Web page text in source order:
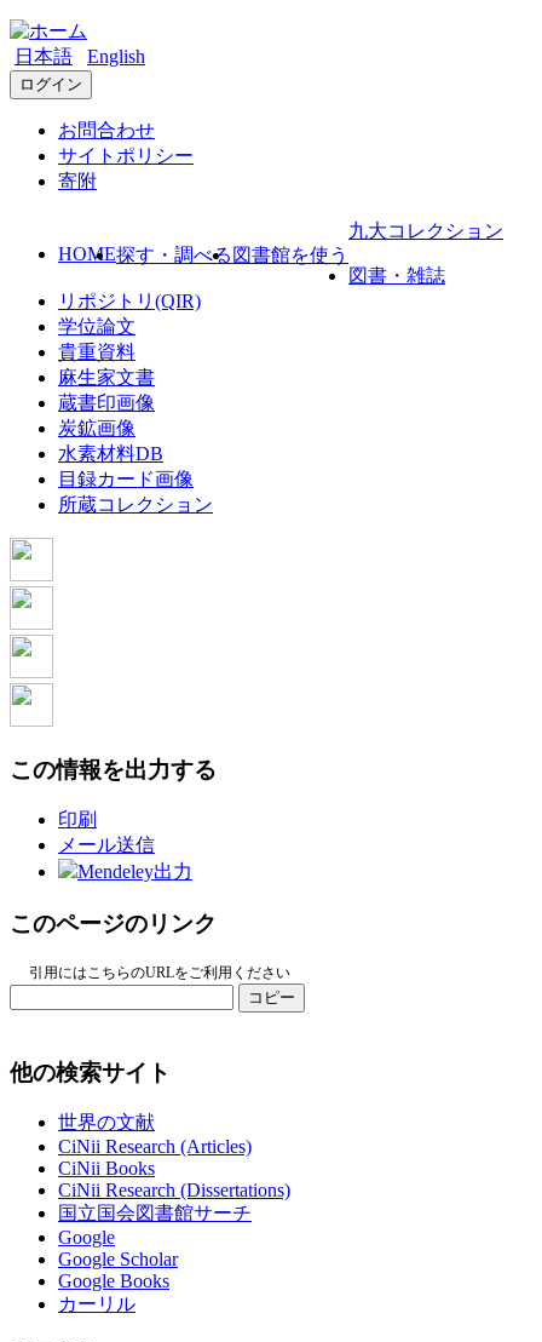
日本語 English
ログイン
お問合わせ
サイトポリシー
寄附
HOME探す・調べる 図書館を使う
九大コレクション
図書・雑誌
リポジトリ(QIR)
学位論文
貴重資料
麻生家文書
蔵書印画像
炭鉱画像
水素材料DB
目録カード画像
所蔵コレクション
この情報を出力する
印刷
メール送信
Mendeley出力
このページのリンク
引用にはこちらのURLをご利用ください
コピー
他の検索サイト
世界の文献
CiNii Research (Articles)
CiNii Books
CiNii Research (Dissertations)
国立国会図書館サーチ
Google
Google Scholar
Google Books
カーリル